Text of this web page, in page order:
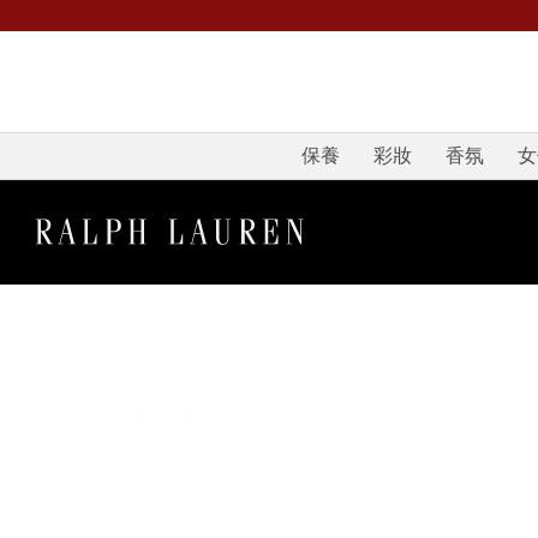
保養 彩妝 香氛